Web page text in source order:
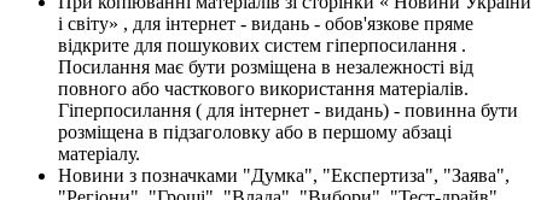
і світу» , для інтернет - видань - обов'язкове пряме
відкрите для пошукових систем гіперпосилання .
Посилання має бути розміщена в незалежності від
повного або часткового використання матеріалів.
Гіперпосилання ( для інтернет - видань) - повинна бути
розміщена в підзаголовку або в першому абзаці
матеріалу.
Новини з позначками "Думка", "Експертиза", "Заява",